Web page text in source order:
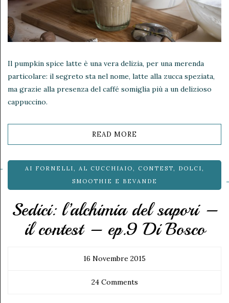
Il pumpkin spice latte è una vera delizia, per una merenda
particolare: il segreto sta nel nome, latte alla zucca speziata,
ma grazie alla presenza del caffé somiglia più a un delizioso
cappuccino.
READ MORE
AI FORNELLI, AL CUCCHIAIO, CONTEST, DOLCI,
SMOOTHIE E BEVANDE
Sedici: l’alchimia del sapori –
il contest – ep.9 Di Bosco
16 Novembre 2015
24 Comments